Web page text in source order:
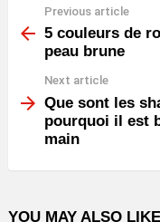
more
Previous article
5 couleurs de
peau brune
Next article
Que sont les
pourquoi il est
main
YOU MAY ALSO LIKE